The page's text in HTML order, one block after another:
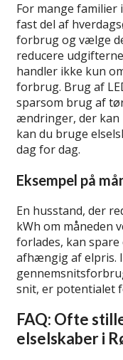
For mange familier
fast del af
forbrug og vælge
reducere
handler ikke kun
forbrug. Brug af
sparsom brug af
ændringer, der kan
kan du bruge
dag for dag.
Eksempel på
En husstand, der
kWh om måneden
forlades, kan
afhængig af elpris.
snit, er potentialet
FAQ: Ofte
elselskaber i